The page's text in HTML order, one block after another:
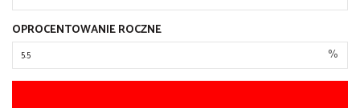
OPROCENTOWANIE ROCZNE
%